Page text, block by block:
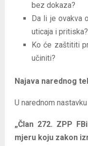
bez dokaza?
Da li je ovakva
uticaja i
Ko će zaštititi
učiniti?
Najava narednog
U narednom
„Član 272. ZPP
mjeru koju zakon